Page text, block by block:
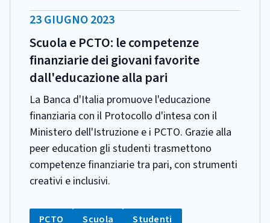
DATA
PUBBLICAZIONE:
23 GIUGNO 2023
Scuola e PCTO: le competenze
finanziarie dei giovani favorite
dall'educazione alla pari
La Banca d'Italia promuove l'educazione
finanziaria con il Protocollo d'intesa con il
Ministero dell'Istruzione e i PCTO. Grazie alla
peer education gli studenti trasmettono
competenze finanziarie tra pari, con strumenti
creativi e inclusivi.
CATEGORIA:
Tag:
PCTO Tag:
Scuola Tag:
Studenti